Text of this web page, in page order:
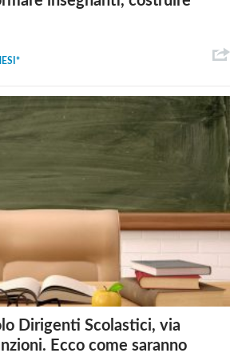
Dirigenti Scolastici, via
Ecco come saranno